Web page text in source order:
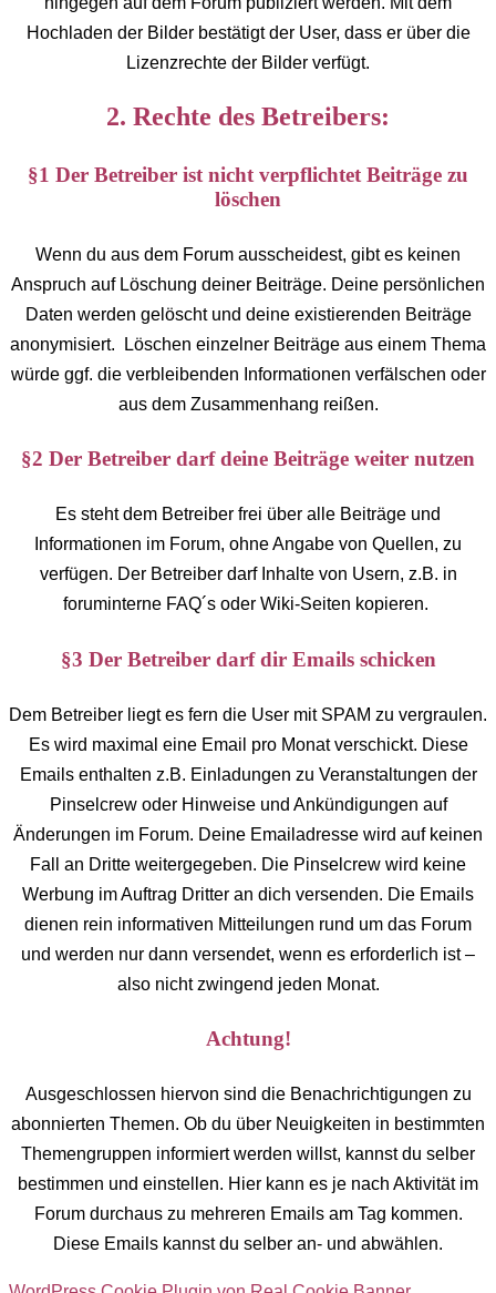
Hochladen der Bilder bestätigt der User, dass er über die
Lizenzrechte der Bilder verfügt.
2. Rechte des Betreibers:
§1 Der Betreiber ist nicht verpflichtet Beiträge zu
löschen
Wenn du aus dem Forum ausscheidest, gibt es keinen
Anspruch auf Löschung deiner Beiträge. Deine persönlichen
Daten werden gelöscht und deine existierenden Beiträge
anonymisiert. Löschen einzelner Beiträge aus einem Thema
würde ggf. die verbleibenden Informationen verfälschen oder
aus dem Zusammenhang reißen.
§2 Der Betreiber darf deine Beiträge weiter nutzen
Es steht dem Betreiber frei über alle Beiträge und
Informationen im Forum, ohne Angabe von Quellen, zu
verfügen. Der Betreiber darf Inhalte von Usern, z.B. in
foruminterne FAQ´s oder Wiki-Seiten kopieren.
§3 Der Betreiber darf dir Emails schicken
Dem Betreiber liegt es fern die User mit SPAM zu vergraulen.
Es wird maximal eine Email pro Monat verschickt. Diese
Emails enthalten z.B. Einladungen zu Veranstaltungen der
Pinselcrew oder Hinweise und Ankündigungen auf
Änderungen im Forum. Deine Emailadresse wird auf keinen
Fall an Dritte weitergegeben. Die Pinselcrew wird keine
Werbung im Auftrag Dritter an dich versenden. Die Emails
dienen rein informativen Mitteilungen rund um das Forum
und werden nur dann versendet, wenn es erforderlich ist –
also nicht zwingend jeden Monat.
Achtung!
Ausgeschlossen hiervon sind die Benachrichtigungen zu
abonnierten Themen. Ob du über Neuigkeiten in bestimmten
Themengruppen informiert werden willst, kannst du selber
bestimmen und einstellen. Hier kann es je nach Aktivität im
Forum durchaus zu mehreren Emails am Tag kommen.
Diese Emails kannst du selber an- und abwählen.